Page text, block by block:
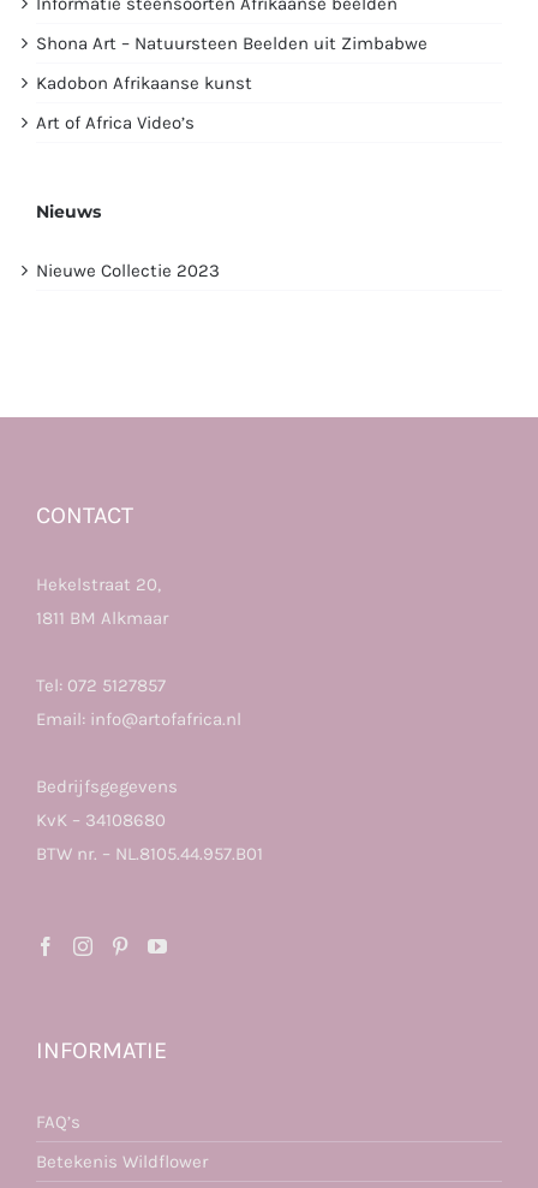
Shona Art – Natuursteen Beelden uit Zimbabwe
Kadobon Afrikaanse kunst
Art of Africa Video’s
Nieuws
Nieuwe Collectie 2023
CONTACT
Hekelstraat 20,
1811 BM Alkmaar
Tel: 072 5127857
Email: info@artofafrica.nl
Bedrijfsgegevens
KvK – 34108680
BTW nr. – NL.8105.44.957.B01
INFORMATIE
FAQ’s
Betekenis Wildflower